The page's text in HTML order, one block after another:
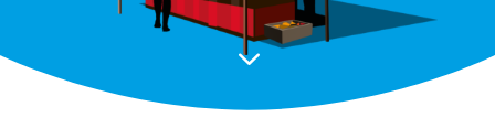
3